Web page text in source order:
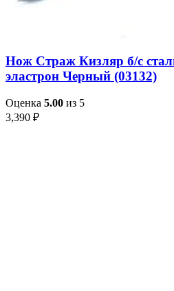
Нож Страж Кизляр б/с
эластрон Черный (03132)
Оценка 5.00 из 5
3,390 ₽